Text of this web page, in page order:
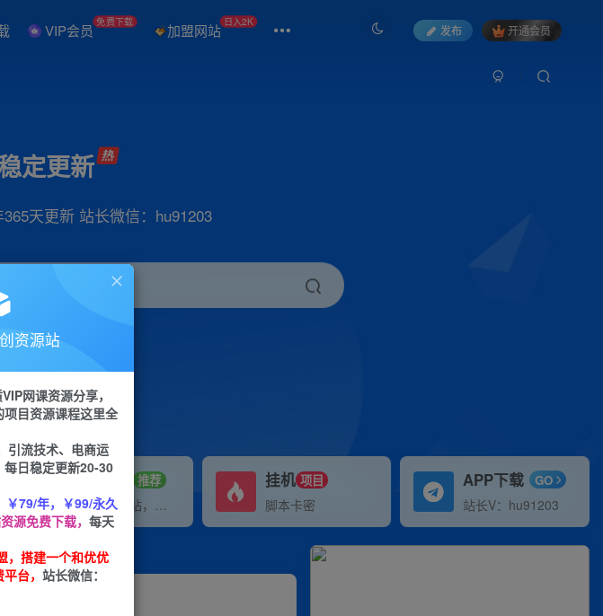
VIP会员 免费下载 加盟网站 日入2K
发布 开通会员
定更新
天更新 站长微信：hu91203
书 短视频
招募站长 推荐
搭建同款网站，自己当老板
挂机 项目
脚本卡密
APP下载 GO
站长V：hu91203
级教学
资源站
网课资源分享，
目资源课程这里全
引流技术、电商运
日稳定更新20-30
￥79/年，￥99/永久
源免费下载， 每天
，搭建一个和优优
台， 站长微信：